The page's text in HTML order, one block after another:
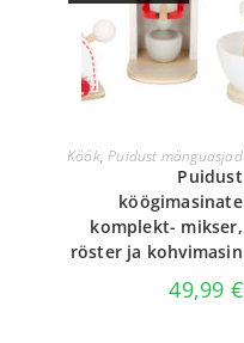
LOE EDASI
Köök,Puidust mänguasjad
Puidust
köögimasinate
komplekt- mikser,
röster ja kohvimasin
49,99 €